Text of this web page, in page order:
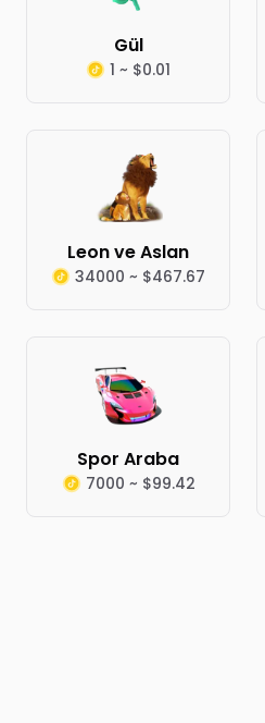
Gül
1 ~ $0.01
Leon ve Aslan
34000 ~ $467.67
Spor Araba
7000 ~ $99.42